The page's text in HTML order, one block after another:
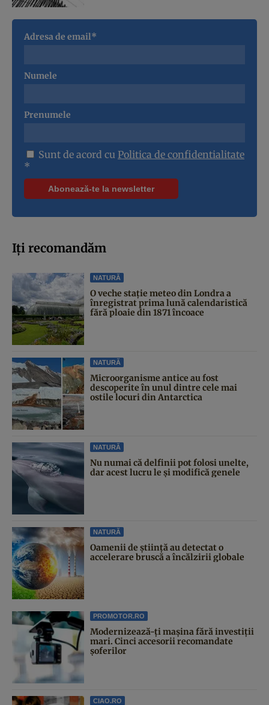
Adresa de email*
Numele
Prenumele
Sunt de acord cu Politica de confidentialitate
*
Iți recomandăm
NATURĂ
O veche stație meteo din Londra a
înregistrat prima lună calendaristică
fără ploaie din 1871 încoace
NATURĂ
Microorganisme antice au fost
descoperite în unul dintre cele mai
ostile locuri din Antarctica
NATURĂ
Nu numai că delfinii pot folosi unelte,
dar acest lucru le și modifică genele
NATURĂ
Oamenii de știință au detectat o
accelerare bruscă a încălzirii globale
PROMOTOR.RO
Modernizează-ți mașina fără investiții
mari. Cinci accesorii recomandate
șoferilor
CIAO.RO